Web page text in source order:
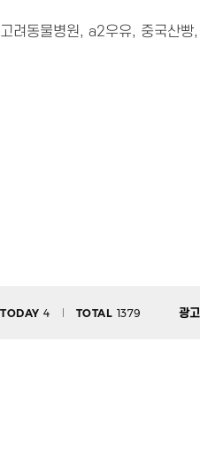
고려동물병원, a2우유, 중국산빵,
TODAY 4 TOTAL 1379 광